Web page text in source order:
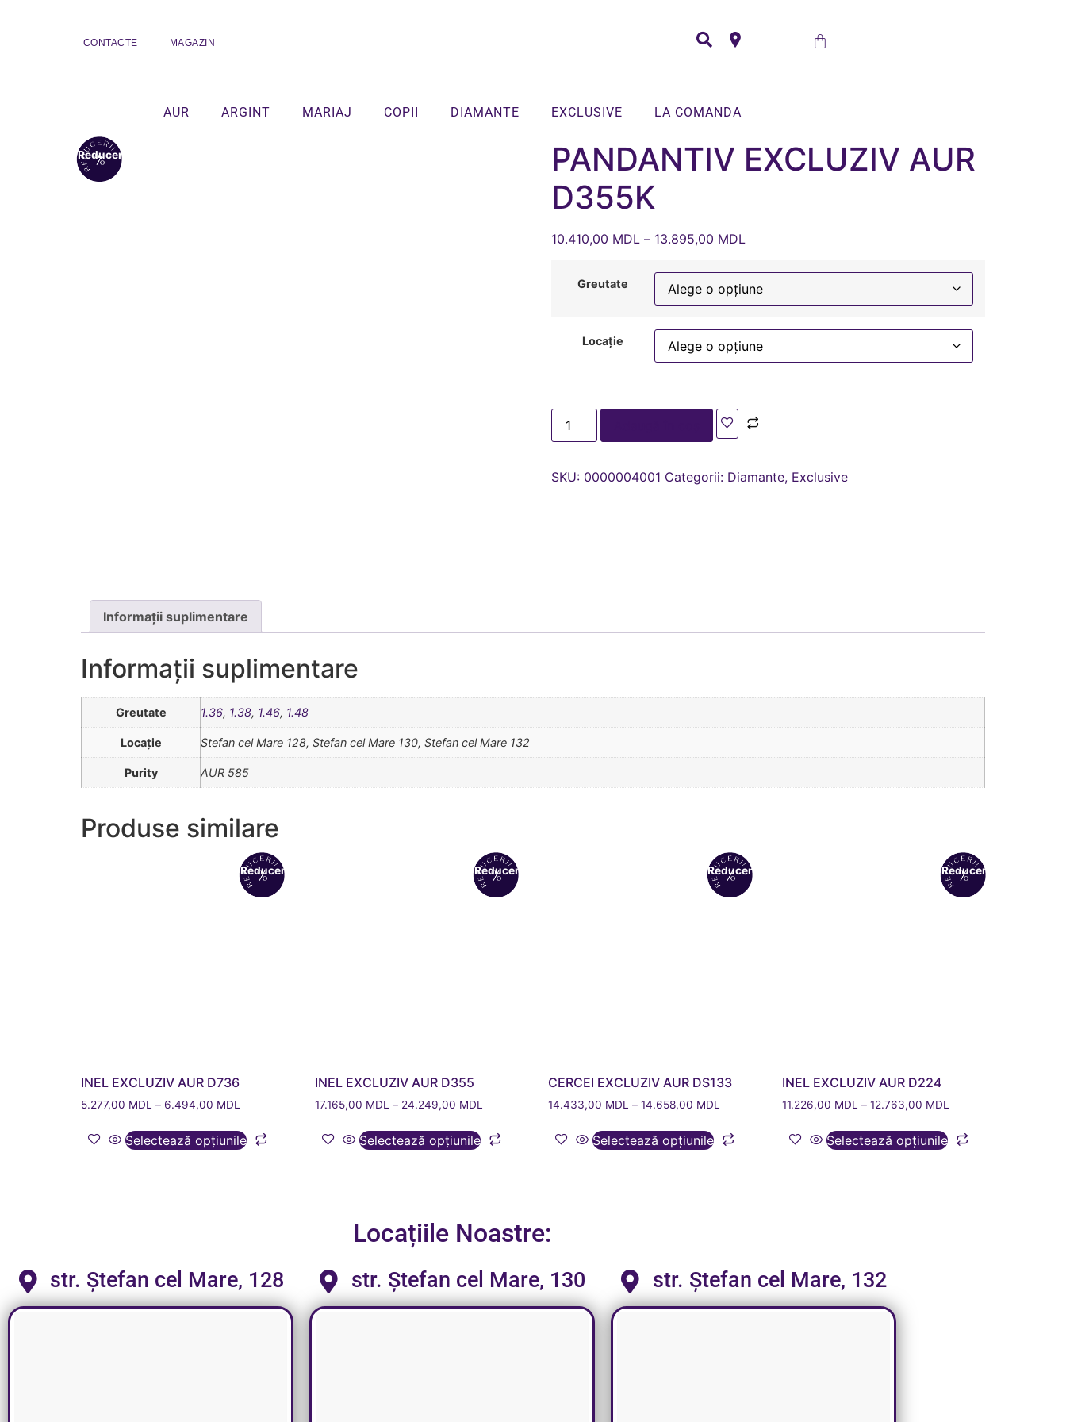
CONTACTE MAGAZIN
AUR ARGINT MARIAJ COPII DIAMANTE EXCLUSIVE LA COMANDA
Reduceri!
PANDANTIV EXCLUZIV AUR
D355K
10.410,00 MDL – 13.895,00 MDL
Greutate
Locație
SKU: 0000004001 Categorii: Diamante, Exclusive
Informații suplimentare
Informații suplimentare
Greutate 1.36, 1.38, 1.46, 1.48
Locație Stefan cel Mare 128, Stefan cel Mare 130, Stefan cel Mare 132
Purity AUR 585
Produse similare
Reduceri!
INEL EXCLUZIV AUR D736
5.277,00 MDL – 6.494,00 MDL
Selectează opțiunile
Reduceri!
INEL EXCLUZIV AUR D355
17.165,00 MDL – 24.249,00 MDL
Selectează opțiunile
Reduceri!
CERCEI EXCLUZIV AUR DS133
14.433,00 MDL – 14.658,00 MDL
Selectează opțiunile
Reduceri!
INEL EXCLUZIV AUR D224
11.226,00 MDL – 12.763,00 MDL
Selectează opțiunile
Locațiile Noastre:
str. Ștefan cel Mare, 128 str. Ștefan cel Mare, 130 str. Ștefan cel Mare, 132